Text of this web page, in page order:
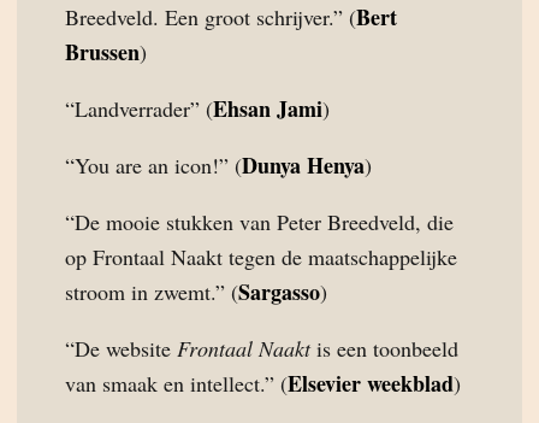
Breedveld. Een groot schrijver.” (Bert
Brussen)
“Landverrader” (Ehsan Jami)
“You are an icon!” (Dunya Henya)
“De mooie stukken van Peter Breedveld, die
op Frontaal Naakt tegen de maatschappelijke
stroom in zwemt.” (Sargasso)
“De website Frontaal Naaktis een toonbeeld
van smaak en intellect.” (Elsevier weekblad)